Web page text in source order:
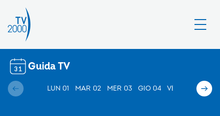
Guida TV
LUN 01 MAR 02 MER 03 GIO 04 VEN 05 SAB 06